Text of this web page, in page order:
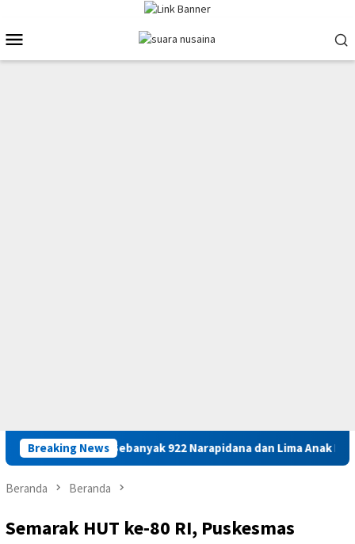
konten
Mobile
Breaking NewsSebanyak 922 Narapidana dan Lima Anak Binaan di
Beranda Beranda
Semarak HUT ke-80 RI, Puskesmas